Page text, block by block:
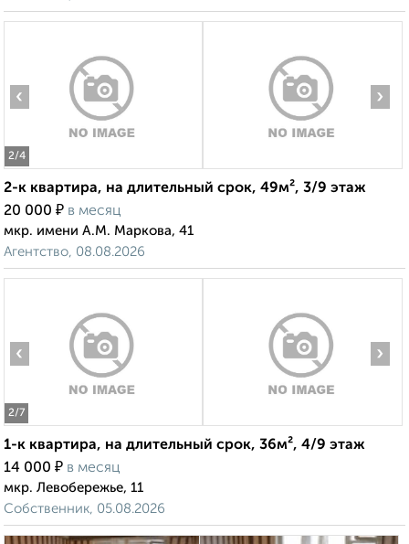
2/4
‹ ›
2-к квартира, на длительный срок, 49м², 3/9 этаж
20 000 ₽ в месяц
мкр. имени А.М. Маркова, 41
Агентство, 08.08.2026
2/7
‹ ›
1-к квартира, на длительный срок, 36м², 4/9 этаж
14 000 ₽ в месяц
мкр. Левобережье, 11
Собственник, 05.08.2026